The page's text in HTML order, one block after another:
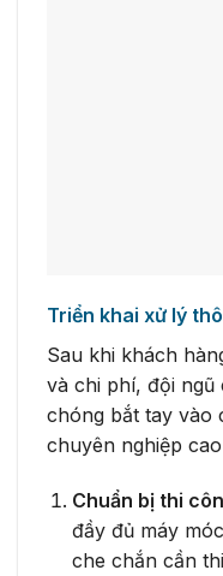
Triển khai xử lý
Sau khi khách
và chi phí, đội ngũ
chóng bắt tay vào
chuyên nghiệp
Chuẩn bị thi
đầy đủ máy
che chắn cần